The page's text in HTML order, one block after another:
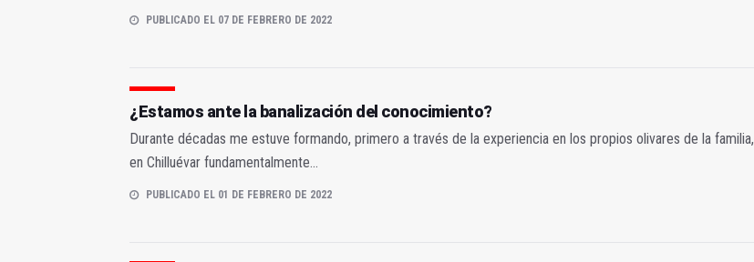
PUBLICADO EL 07 DE FEBRERO DE 2022
¿Estamos ante la banalización del conocimiento?
Durante décadas me estuve formando, primero a través de la experiencia en los propios olivares de la familia,
en Chilluévar fundamentalmente...
PUBLICADO EL 01 DE FEBRERO DE 2022